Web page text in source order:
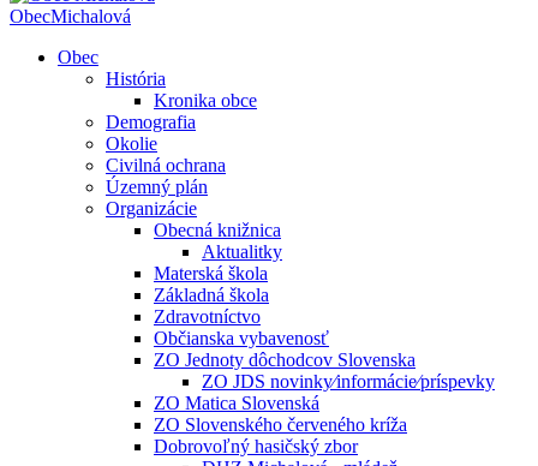
ObecMichalová
Obec
História
Kronika obce
Demografia
Okolie
Civilná ochrana
Územný plán
Organizácie
Obecná knižnica
Aktualitky
Materská škola
Základná škola
Zdravotníctvo
Občianska vybavenosť
ZO Jednoty dôchodcov Slovenska
ZO JDS novinky⁄informácie⁄príspevky
ZO Matica Slovenská
ZO Slovenského červeného kríža
Dobrovoľný hasičský zbor